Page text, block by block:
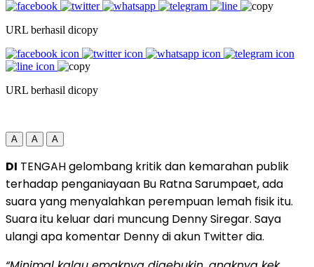
URL berhasil dicopy
URL berhasil dicopy
A A A
DI TENGAH gelombang kritik dan kemarahan publik
terhadap penganiayaan Bu Ratna Sarumpaet, ada
suara yang menyalahkan perempuan lemah fisik itu.
Suara itu keluar dari muncung Denny Siregar. Saya
ulangi apa komentar Denny di akun Twitter dia.